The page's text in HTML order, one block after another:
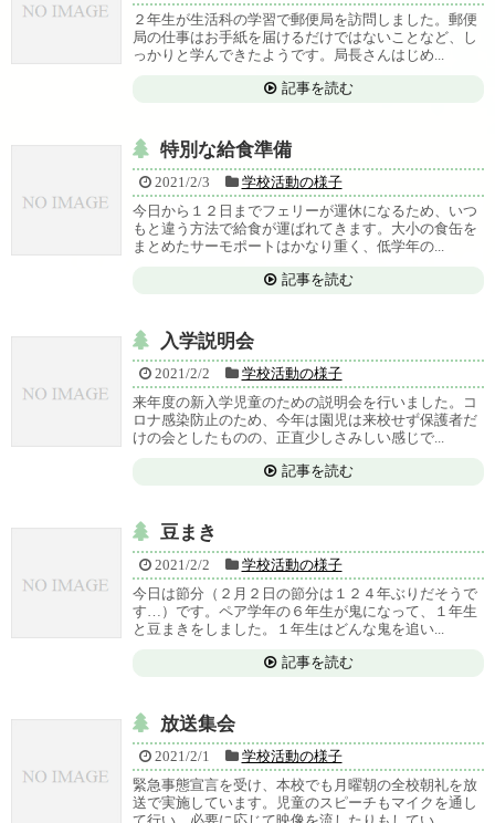
２年生が生活科の学習で郵便局を訪問しました。郵便
局の仕事はお手紙を届けるだけではないことなど、し
っかりと学んできたようです。局長さんはじめ...
記事を読む
特別な給食準備
2021/2/3
学校活動の様子
今日から１２日までフェリーが運休になるため、いつ
もと違う方法で給食が運ばれてきます。大小の食缶を
まとめたサーモポートはかなり重く、低学年の...
記事を読む
入学説明会
2021/2/2
学校活動の様子
来年度の新入学児童のための説明会を行いました。コ
ロナ感染防止のため、今年は園児は来校せず保護者だ
けの会としたものの、正直少しさみしい感じで...
記事を読む
豆まき
2021/2/2
学校活動の様子
今日は節分（２月２日の節分は１２４年ぶりだそうで
す…）です。ペア学年の６年生が鬼になって、１年生
と豆まきをしました。１年生はどんな鬼を追い...
記事を読む
放送集会
2021/2/1
学校活動の様子
緊急事態宣言を受け、本校でも月曜朝の全校朝礼を放
送で実施しています。児童のスピーチもマイクを通し